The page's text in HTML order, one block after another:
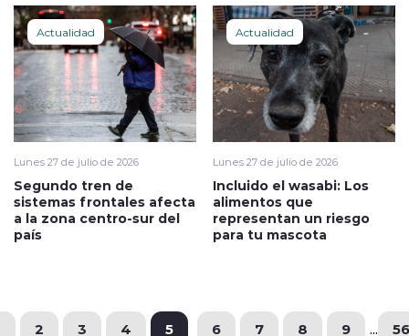
Actualidad
Lunes 27 de julio de 2026
Segundo tren de
sistemas frontales afecta
a la zona centro-sur del
país
Actualidad
Lunes 27 de julio de 2026
Incluido el wasabi: Los
alimentos que
representan un riesgo
para tu mascota
2 3 4 5 6 7 8 9 ... 56